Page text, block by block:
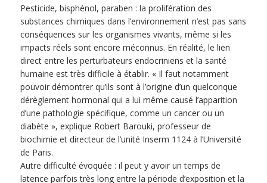
Pesticide, bisphénol, paraben : la prolifération des
substances chimiques dans l’environnement n’est pas sans
conséquences sur les organismes vivants, même si les
impacts réels sont encore méconnus. En réalité, le lien
direct entre les perturbateurs endocriniens et la santé
humaine est très difficile à établir. « Il faut notamment
pouvoir démontrer qu’ils sont à l’origine d’un quelconque
dérèglement hormonal qui a lui même causé l’apparition
d’une pathologie spécifique, comme un cancer ou un
diabète », explique Robert Barouki, professeur de
biochimie et directeur de l’unité Inserm 1124 à l’Université
de Paris.
Autre difficulté évoquée : il peut y avoir un temps de
latence parfois très long entre la période d’exposition et la